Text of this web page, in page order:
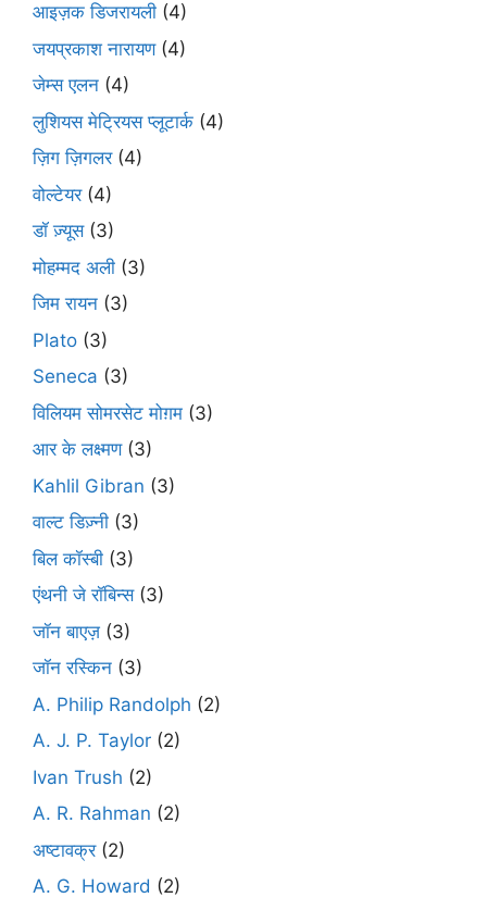
आइज़क डिजरायली (4)
जयप्रकाश नारायण(4)
जेम्स एलन (4)
लुशियस मेट्रियस प्लूटार्क (4)
ज़िग ज़िगलर(4)
वोल्टेयर(4)
डॉ ज़्यूस(3)
मोहम्मद अली (3)
जिम रायन (3)
Plato (3)
Seneca (3)
विलियम सोमरसेट मोग़म (3)
आर के लक्ष्मण(3)
Kahlil Gibran (3)
वाल्ट डिज़्नी (3)
बिल कॉस्बी (3)
एंथनी जे रॉबिन्स(3)
जॉन बाएज़ (3)
जॉन रस्किन (3)
A. Philip Randolph (2)
A. J. P. Taylor (2)
Ivan Trush (2)
A. R. Rahman (2)
अष्टावक्र(2)
A. G. Howard (2)